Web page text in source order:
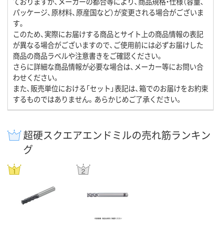
パッケージ、原材料、原産国など）が変更される場合がございま
す。
このため、実際にお届けする商品とサイト上の商品情報の表記
が異なる場合がございますので、ご使用前には必ずお届けした
商品の商品ラベルや注意書きをご確認ください。
さらに詳細な商品情報が必要な場合は、メーカー等にお問い合
わせください。
また、販売単位における「セット」表記は、箱でのお届けをお約束
するものではありません。あらかじめご了承ください。
超硬スクエアエンドミルの売れ筋ランキン
グ